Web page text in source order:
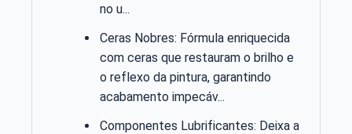
no u...
Ceras Nobres: Fórmula enriquecida
com ceras que restauram o brilho e
o reflexo da pintura, garantindo
acabamento impecáv...
Componentes Lubrificantes: Deixa a